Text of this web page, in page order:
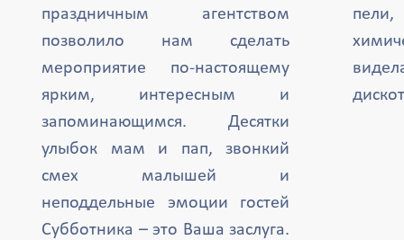
праздничным агентством
позволило нам сделать
мероприятие по-настоящему
ярким, интересным и
запоминающимся. Десятки
улыбок мам и пап, звонкий
смех малышей и
неподдельные эмоции гостей
Субботника – это Ваша заслуга.